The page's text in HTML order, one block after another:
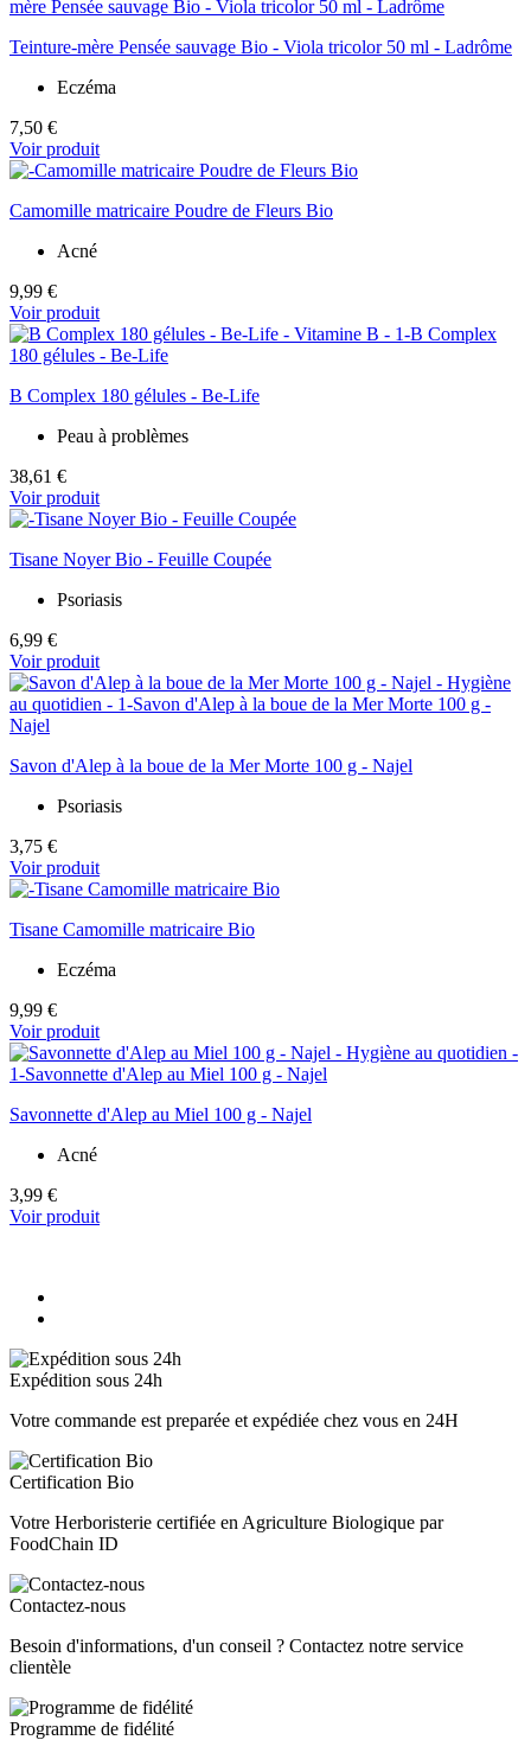
Teinture-mère Pensée sauvage Bio - Viola tricolor 50 ml - Ladrôme
Eczéma
7,50 €
Voir produit
Camomille matricaire Poudre de Fleurs Bio
Acné
9,99 €
Voir produit
B Complex 180 gélules - Be-Life
Peau à problèmes
38,61 €
Voir produit
Tisane Noyer Bio - Feuille Coupée
Psoriasis
6,99 €
Voir produit
Savon d'Alep à la boue de la Mer Morte 100 g - Najel
Psoriasis
3,75 €
Voir produit
Tisane Camomille matricaire Bio
Eczéma
9,99 €
Voir produit
Savonnette d'Alep au Miel 100 g - Najel
Acné
3,99 €
Voir produit
Expédition sous 24h
Votre commande est preparée et expédiée chez vous en 24H
Certification Bio
Votre Herboristerie certifiée en Agriculture Biologique par
FoodChain ID
Contactez-nous
Besoin d'informations, d'un conseil ? Contactez notre service
clientèle
Programme de fidélité